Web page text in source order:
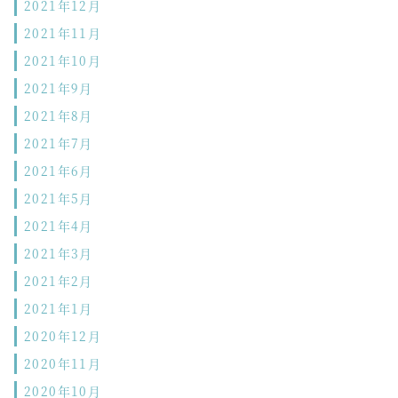
2021年12月
2021年11月
2021年10月
2021年9月
2021年8月
2021年7月
2021年6月
2021年5月
2021年4月
2021年3月
2021年2月
2021年1月
2020年12月
2020年11月
2020年10月